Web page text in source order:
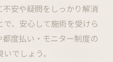
安や疑問をしっかり解消
、安心して施術を受けら
度払い・モニター制度の
でしょう。